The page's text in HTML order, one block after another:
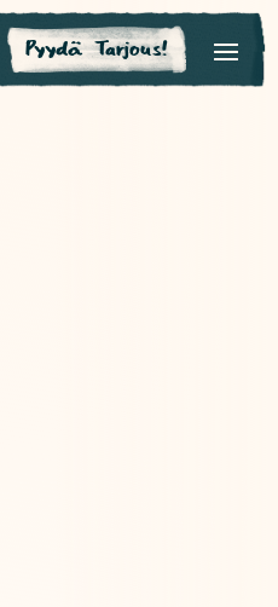
Pyydä Tarjous!